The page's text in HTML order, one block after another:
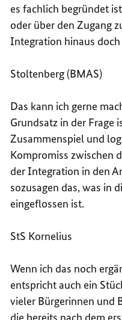
es fachlich begründet
oder über den Zugang
Integration hinaus
Stoltenberg (BMAS)
Das kann ich gerne
Grundsatz in der Frage
Zusammenspiel und
Kompromiss zwischen
der Integration in den
sozusagen das, was in
eingeflossen ist.
StS Kornelius
Wenn ich das noch
entspricht auch ein
vieler Bürgerinnen und
die bereits nach dem